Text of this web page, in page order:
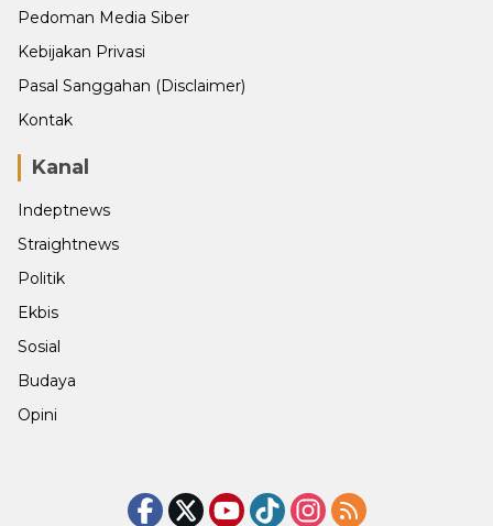
Pedoman Media Siber
Kebijakan Privasi
Pasal Sanggahan (Disclaimer)
Kontak
Kanal
Indeptnews
Straightnews
Politik
Ekbis
Sosial
Budaya
Opini